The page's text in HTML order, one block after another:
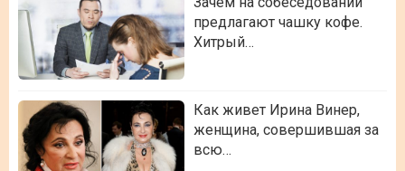
предлагают чашку кофе.
Хитрый…
Как живет Ирина Винер,
женщина, совершившая за
всю…